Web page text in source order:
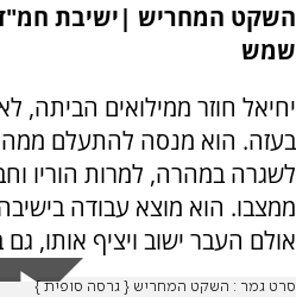
השקט המחריש |ישיבת
שמש
בעזה. הוא מנסה להתעלם ממה
לשגרה במהרה, למרות הוריו
ממצבו. הוא מוצא עבודה
אולם העבר ישוב ויציף אותו, גם
סרט גמר : השקט המחריש { גרסה סופית }